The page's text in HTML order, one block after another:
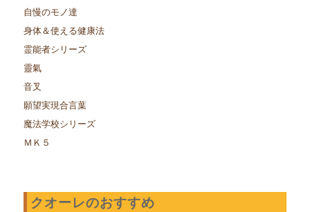
自慢のモノ達
身体＆使える健康法
霊能者シリーズ
靈氣
音叉
願望実現合言葉
魔法学校シリーズ
ＭＫ５
クオーレのおすすめ